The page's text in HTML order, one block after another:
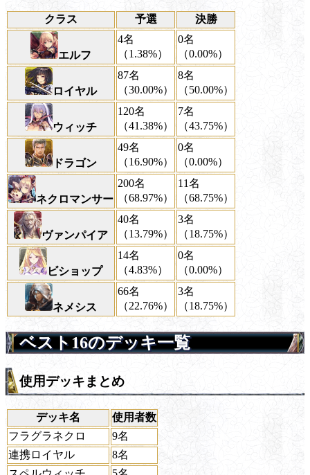
クラス 予選 決勝
エルフ
4名
（1.38%）
0名
（0.00%）
ロイヤル
87名
（30.00%）
8名
（50.00%）
ウィッチ
120名
（41.38%）
7名
（43.75%）
ドラゴン
49名
（16.90%）
0名
（0.00%）
ネクロマンサー
200名
（68.97%）
11名
（68.75%）
ヴァンパイア
40名
（13.79%）
3名
（18.75%）
ビショップ
14名
（4.83%）
0名
（0.00%）
ネメシス
66名
（22.76%）
3名
（18.75%）
ベスト16のデッキ一覧
使用デッキまとめ
デッキ名
使用者数
フラグラネクロ
9名
連携ロイヤル
8名